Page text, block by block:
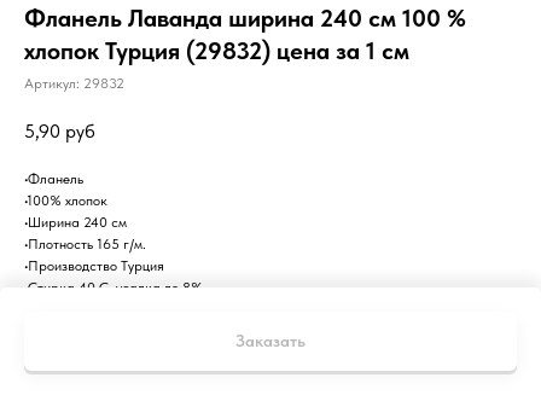
Фланель Лаванда ширина 240 см 100 %
хлопок Турция (29832) цена за 1 см
Артикул: 29832
5,90 руб
Заказать
•Фланель
•100% хлопок
•Ширина 240 см
•Плотность 165 г/м.
•Производство Турция
•Стирка 40 С, усадка до 8%